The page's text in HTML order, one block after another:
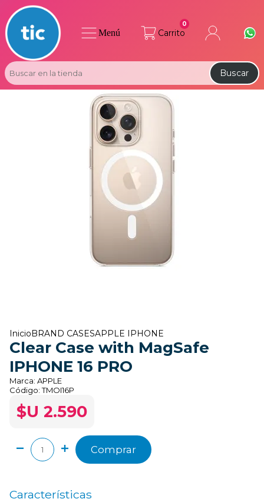
Carrito
0
Buscar
Menú
Inicio BRAND CASESAPPLE IPHONE
Clear Case with MagSafe
IPHONE 16 PRO
Marca: APPLE
Código:TMOI16P
$U 2.590
Comprar
Características